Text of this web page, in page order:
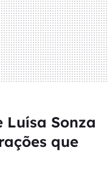
Luísa Sonza
que